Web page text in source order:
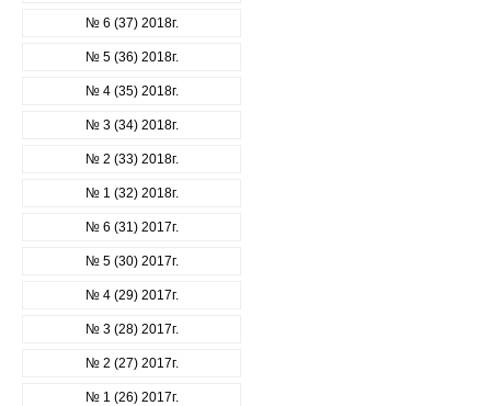
№ 6 (37) 2018г.
№ 5 (36) 2018г.
№ 4 (35) 2018г.
№ 3 (34) 2018г.
№ 2 (33) 2018г.
№ 1 (32) 2018г.
№ 6 (31) 2017г.
№ 5 (30) 2017г.
№ 4 (29) 2017г.
№ 3 (28) 2017г.
№ 2 (27) 2017г.
№ 1 (26) 2017г.